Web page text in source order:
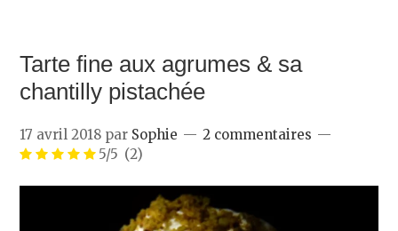
Tarte fine aux agrumes & sa
chantilly pistachée
17 avril 2018 par Sophie
2 commentaires
5/5 (2)